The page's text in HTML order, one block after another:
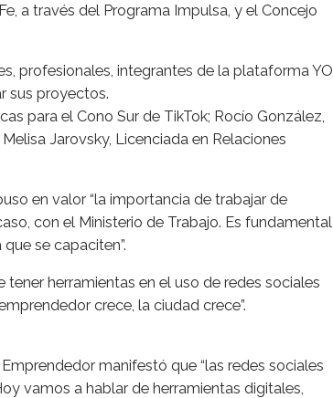
a través del Programa Impulsa, y el Concejo
profesionales, integrantes de la plataforma YO
sus proyectos.
para el Cono Sur de TikTok; Rocío González,
Jarovsky, Licenciada en Relaciones
en valor “la importancia de trabajar de
con el Ministerio de Trabajo. Es fundamental
se capaciten”.
herramientas en el uso de redes sociales
crece, la ciudad crece”.
manifestó que “las redes sociales
vamos a hablar de herramientas digitales,